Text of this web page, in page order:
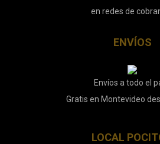
en redes de
ENVÍOS
Envíos a todo el
Gratis en Montevideo
LOCAL